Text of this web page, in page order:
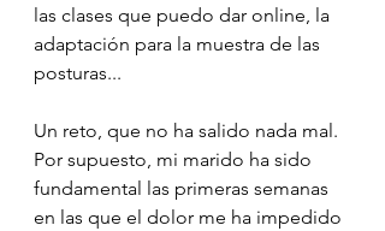
las clases que puedo dar online, la
adaptación para la muestra de las
posturas...
Un reto, que no ha salido nada mal.
Por supuesto, mi marido ha sido
fundamental las primeras semanas
en las que el dolor me ha impedido